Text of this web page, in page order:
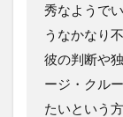
秀なようで
うなかなり
彼の判断や
ージ・クル
たいという